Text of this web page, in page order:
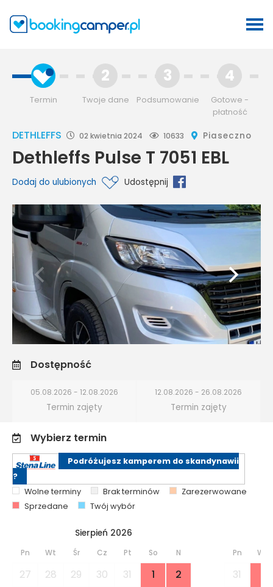
Termin
2
Twoje dane
3
Podsumowanie
4
Gotowe -
płatność
DETHLEFFS 02 kwietnia 2024 10633 Piaseczno
Dethleffs Pulse T 7051 EBL
Dodaj do ulubionych Udostępnij
Dostępność
05.08.2026 - 12.08.2026
Termin zajęty
12.08.2026 - 26.08.2026
Termin zajęty
Wybierz termin
Podróżujesz kamperem do skandynawii
?
Wolne terminy
Brak terminów
Zarezerwowane
Sprzedane
Twój wybór
Sierpień 2026
Pn Wt Śr Cz Pt So N
27 28 29 30 31 1
2
Pn Wt
31